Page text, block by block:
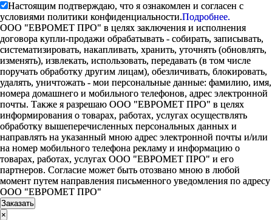
Настоящим подтверждаю, что я ознакомлен и согласен с
условиями политики конфиденциальности.Подробнее.
ООО "ЕВРОМЕТ ПРО" в целях заключения и исполнения
договора купли-продажи обрабатывать - собирать, записывать,
систематизировать, накапливать, хранить, уточнять (обновлять,
изменять), извлекать, использовать, передавать (в том числе
поручать обработку другим лицам), обезличивать, блокировать,
удалять, уничтожать - мои персональные данные: фамилию, имя,
номера домашнего и мобильного телефонов, адрес электронной
почты. Также я разрешаю ООО "ЕВРОМЕТ ПРО" в целях
информирования о товарах, работах, услугах осуществлять
обработку вышеперечисленных персональных данных и
направлять на указанный мною адрес электронной почты и/или
на номер мобильного телефона рекламу и информацию о
товарах, работах, услугах ООО "ЕВРОМЕТ ПРО" и его
партнеров. Согласие может быть отозвано мною в любой
момент путем направления письменного уведомления по адресу
ООО "ЕВРОМЕТ ПРО"
×